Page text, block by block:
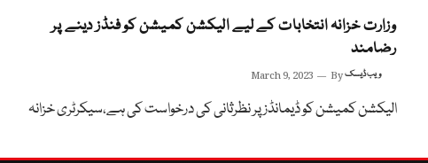
وزارت خزانہ انتخابات کے لیے الیکشن کمیشن کو فنڈز دینے پر
رضامند
March 9, 2023 Byویب ڈیسک
الیکشن کمیشن کو ڈیمانڈز پر نظرثانی کی درخواست کی ہے،سیکرٹری خزانہ